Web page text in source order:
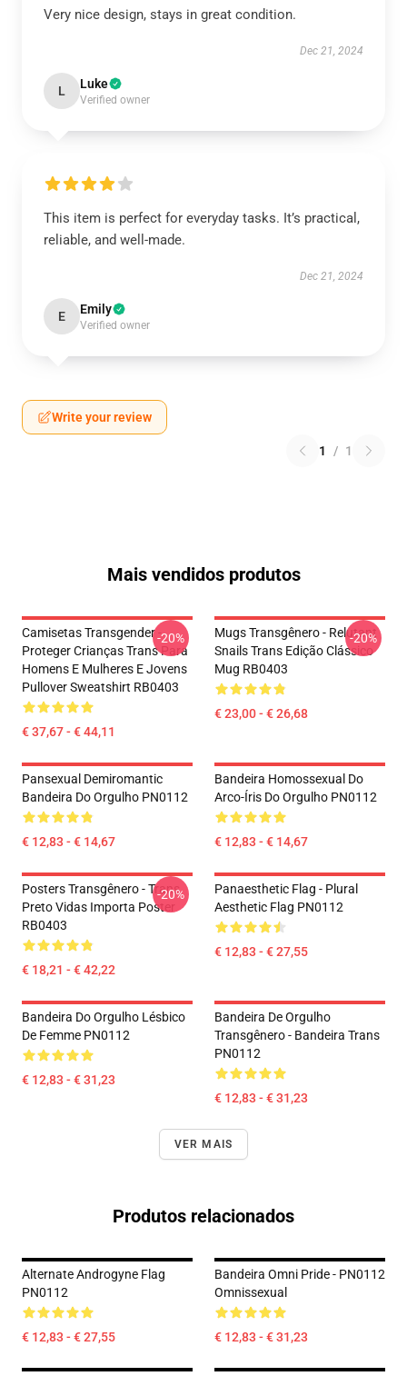
Very nice design, stays in great condition.
Dec 21, 2024
L Luke
Verified owner
This item is perfect for everyday tasks. It’s practical,
reliable, and well-made.
Dec 21, 2024
E Emily
Verified owner
Write your review
1 / 1
Mais vendidos produtos
Camisetas Transgender -
Proteger Crianças Trans Para
Homens E Mulheres E Jovens
Pullover Sweatshirt RB0403
€ 37,67 - € 44,11
-20%
Mugs Transgênero - Relutant
Snails Trans Edição Clássico
Mug RB0403
€ 23,00 - € 26,68
-20%
Pansexual Demiromantic
Bandeira Do Orgulho PN0112
€ 12,83 - € 14,67
Bandeira Homossexual Do
Arco-Íris Do Orgulho PN0112
€ 12,83 - € 14,67
Posters Transgênero - Trans
Preto Vidas Importa Poster
RB0403
€ 18,21 - € 42,22
-20%
Panaesthetic Flag - Plural
Aesthetic Flag PN0112
€ 12,83 - € 27,55
Bandeira Do Orgulho Lésbico
De Femme PN0112
€ 12,83 - € 31,23
Bandeira De Orgulho
Transgênero - Bandeira Trans
PN0112
€ 12,83 - € 31,23
VER MAIS
Produtos relacionados
Alternate Androgyne Flag
PN0112
€ 12,83 - € 27,55
Bandeira Omni Pride - PN0112
Omnissexual
€ 12,83 - € 31,23